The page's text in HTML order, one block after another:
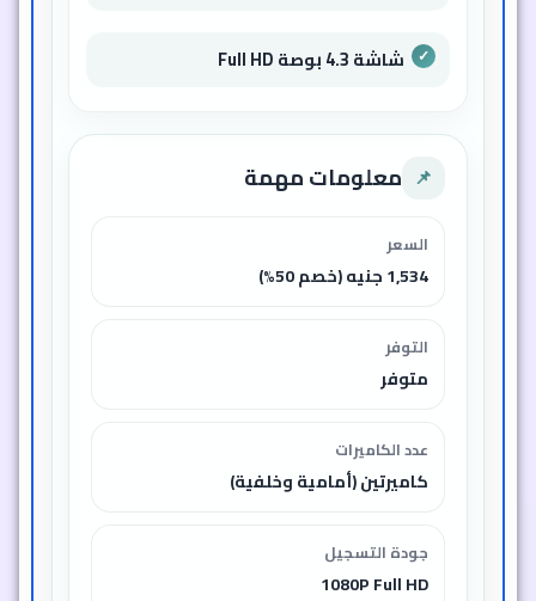
شاشة 4.3 بوصة Full HD
📌 معلومات مهمة
السعر
1,534 جنيه (خصم 50%)
التوفر
متوفر
عدد الكاميرات
كاميرتين (أمامية وخلفية)
جودة التسجيل
1080P Full HD